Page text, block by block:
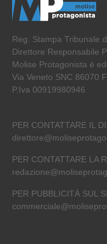
Reg. Stampa Tribunale
Direttore Responsabile
Molise Protagonista è
Via Veneto SNC 86070
P.Iva 00919980946
PER CONTATTARE IL
PER CONTATTARE LA
PER PUBBLICITÀ SUL